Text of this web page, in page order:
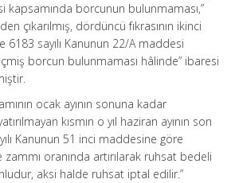
kapsamında borcunun bulunmaması,”
çıkarılmış, dördüncü fıkrasının ikinci
6183 sayılı Kanunun 22/A maddesi
borcun bulunmaması hâlinde” ibaresi
ocak ayının sonuna kadar
kısmın o yıl haziran ayının son
Kanunun 51 inci maddesine göre
oranında artırılarak ruhsat bedeli
aksi halde ruhsat iptal edilir.”